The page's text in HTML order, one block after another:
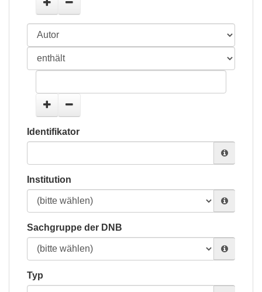
Identifikator
Institution
Sachgruppe der DNB
Typ